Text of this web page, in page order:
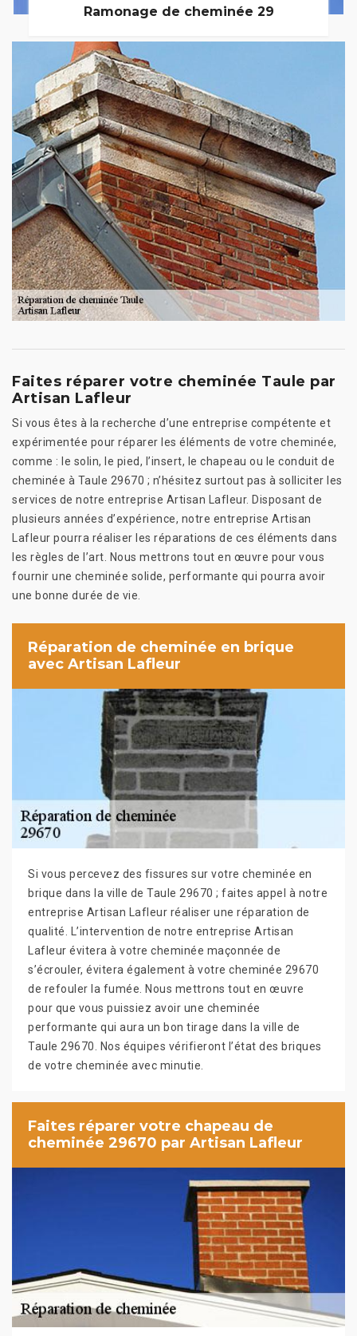
Ramonage de cheminée 29
Faites réparer votre cheminée Taule par
Artisan Lafleur
Si vous êtes à la recherche d’une entreprise compétente et
expérimentée pour réparer les éléments de votre cheminée,
comme : le solin, le pied, l’insert, le chapeau ou le conduit de
cheminée à Taule 29670 ; n’hésitez surtout pas à solliciter les
services de notre entreprise Artisan Lafleur. Disposant de
plusieurs années d’expérience, notre entreprise Artisan
Lafleur pourra réaliser les réparations de ces éléments dans
les règles de l’art. Nous mettrons tout en œuvre pour vous
fournir une cheminée solide, performante qui pourra avoir
une bonne durée de vie.
Réparation de cheminée en brique
avec Artisan Lafleur
Si vous percevez des fissures sur votre cheminée en
brique dans la ville de Taule 29670 ; faites appel à notre
entreprise Artisan Lafleur réaliser une réparation de
qualité. L’intervention de notre entreprise Artisan
Lafleur évitera à votre cheminée maçonnée de
s’écrouler, évitera également à votre cheminée 29670
de refouler la fumée. Nous mettrons tout en œuvre
pour que vous puissiez avoir une cheminée
performante qui aura un bon tirage dans la ville de
Taule 29670. Nos équipes vérifieront l’état des briques
de votre cheminée avec minutie.
Faites réparer votre chapeau de
cheminée 29670 par Artisan Lafleur